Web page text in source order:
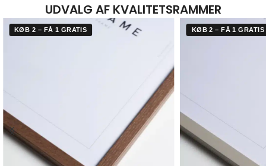
UDVALG AF KVALITETSRAMMER
KØB 2 – FÅ 1 GRATIS KØB 2 – FÅ 1 GRATIS